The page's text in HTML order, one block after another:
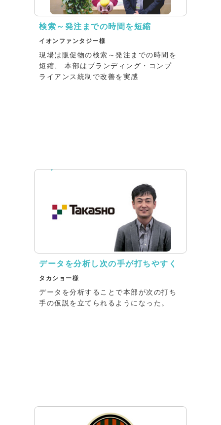
検索～発注までの時間を短縮
イオンファンタジー様
現場は販促物の検索～発注までの時間を
短縮、 本部はブランディング・コンプ
ライアンス統制で改善を実感
データを分析し次の手が打ちやすく
タカショー様
データを分析することで本部が次の打ち
手の仮説を立てられるようになった。